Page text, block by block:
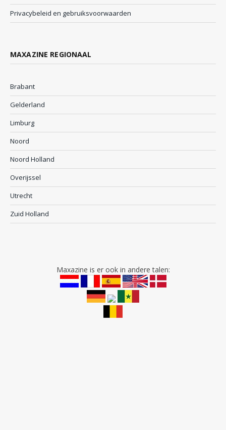
Privacybeleid en gebruiksvoorwaarden
MAXAZINE REGIONAAL
Brabant
Gelderland
Limburg
Noord
Noord Holland
Overijssel
Utrecht
Zuid Holland
Maxazine is er ook in andere talen: